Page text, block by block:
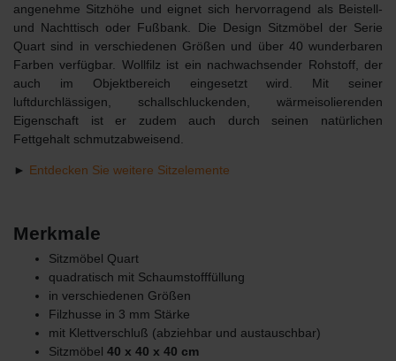
angenehme Sitzhöhe und eignet sich hervorragend als Beistell-
und Nachttisch oder Fußbank. Die Design Sitzmöbel der Serie
Quart sind in verschiedenen Größen und über 40 wunderbaren
Farben verfügbar. Wollfilz ist ein nachwachsender Rohstoff, der
auch im Objektbereich eingesetzt wird. Mit seiner
luftdurchlässigen, schallschluckenden, wärmeisolierenden
Eigenschaft ist er zudem auch durch seinen natürlichen
Fettgehalt schmutzabweisend.
► Entdecken Sie weitere Sitzelemente
Merkmale
Sitzmöbel Quart
quadratisch mit Schaumstofffüllung
in verschiedenen Größen
Filzhusse in 3 mm Stärke
mit Klettverschluß (abziehbar und austauschbar)
Sitzmöbel 40 x 40 x 40 cm